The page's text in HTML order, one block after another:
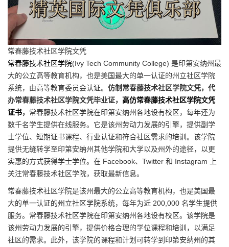
常春藤技术社区学院文凭
常春藤技术社区学院(Ivy Tech Community College) 是印第安纳州最
大的公立高等教育机构，也是美国最大的单一认证的州立社区学院
系统，由高等教育委员会认证。 仿制常春藤技术社区学院文凭，代
办常春藤技术社区学院文凭毕业证， 高仿常春藤技术社区学院文凭
证书， 常春藤技术社区学院在印第安纳州各地设有校区，每年还为
数千名学生提供在线服务。它是该州劳动力发展的引擎，提供副学
士学位、短期证书课程、行业认证和符合社区需求的培训。该学院
提供无缝转学至印第安纳州其他学院和大学以及州外的途径，以更
实惠的方式获得学士学位。在 Facebook、Twitter 和 Instagram 上
关注常春藤技术社区学院，获取最新信息。
常春藤技术社区学院是该州最大的公立高等教育机构，也是美国最
大的单一认证的州立社区学院系统，每年为近 200,000 名学生提供
服务。常春藤技术社区学院在印第安纳州各地设有校区。该学院是
该州劳动力发展的引擎，提供价格合理的学位课程和培训，以满足
社区的需求。此外，该学院的课程和计划可转学到印第安纳州的其